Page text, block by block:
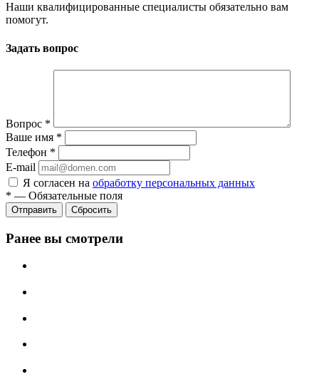
Наши квалифицированные специалисты обязательно вам
помогут.
Задать вопрос
Вопрос *
Ваше имя *
Телефон *
E-mail
Я согласен на обработку персональных данных
* — Обязательные поля
Сбросить
Ранее вы смотрели